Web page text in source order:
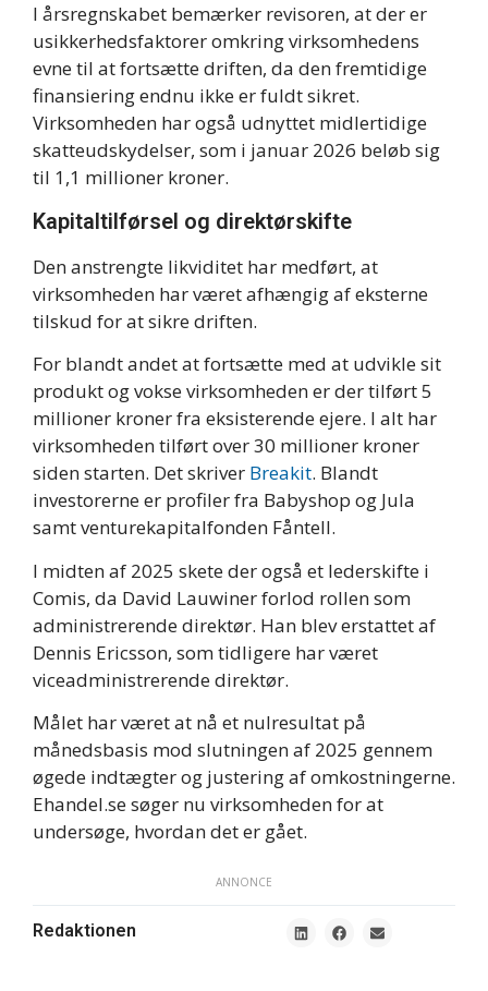
I årsregnskabet bemærker revisoren, at der er
usikkerhedsfaktorer omkring virksomhedens
evne til at fortsætte driften, da den fremtidige
finansiering endnu ikke er fuldt sikret.
Virksomheden har også udnyttet midlertidige
skatteudskydelser, som i januar 2026 beløb sig
til 1,1 millioner kroner.
Kapitaltilførsel og direktørskifte
Den anstrengte likviditet har medført, at
virksomheden har været afhængig af eksterne
tilskud for at sikre driften.
For blandt andet at fortsætte med at udvikle sit
produkt og vokse virksomheden er der tilført 5
millioner kroner fra eksisterende ejere. I alt har
virksomheden tilført over 30 millioner kroner
siden starten. Det skriver Breakit. Blandt
investorerne er profiler fra Babyshop og Jula
samt venturekapitalfonden Fåntell.
I midten af 2025 skete der også et lederskifte i
Comis, da David Lauwiner forlod rollen som
administrerende direktør. Han blev erstattet af
Dennis Ericsson, som tidligere har været
viceadministrerende direktør.
Målet har været at nå et nulresultat på
månedsbasis mod slutningen af 2025 gennem
øgede indtægter og justering af omkostningerne.
Ehandel.se søger nu virksomheden for at
undersøge, hvordan det er gået.
ANNONCE
Redaktionen